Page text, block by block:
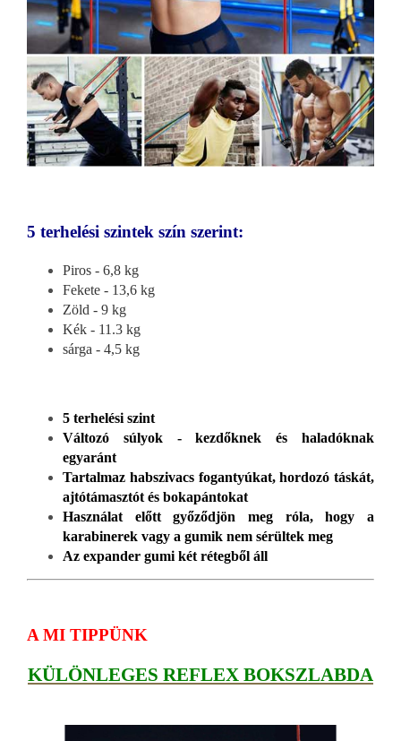
5 terhelési szintek szín szerint:
Piros - 6,8 kg
Fekete - 13,6 kg
Zöld - 9 kg
Kék - 11.3 kg
sárga - 4,5 kg
5 terhelési szint
Változó súlyok - kezdőknek és haladóknak
egyaránt
Tartalmaz habszivacs fogantyúkat, hordozó táskát,
ajtótámasztót és bokapántokat
Használat előtt győződjön meg róla, hogy a
karabinerek vagy a gumik nem sérültek meg
Az expander gumi két rétegből áll
A MI TIPPÜNK
KÜLÖNLEGES REFLEX BOKSZLABDA